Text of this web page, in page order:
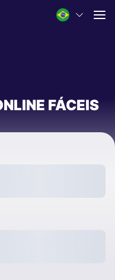
FÁCEIS